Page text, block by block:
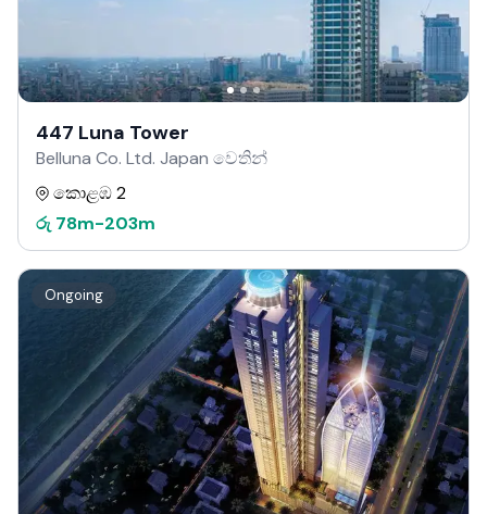
447 Luna Tower
Belluna Co. Ltd. Japan වෙතින්
කොළඹ 2
රු 78m-203m
Ongoing